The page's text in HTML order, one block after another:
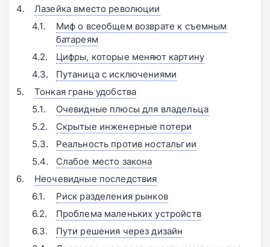
Лазейка вместо революции
Миф о всеобщем возврате к съемным
батареям
Цифры, которые меняют картину
Путаница с исключениями
Тонкая грань удобства
Очевидные плюсы для владельца
Скрытые инженерные потери
Реальность против ностальгии
Слабое место закона
Неочевидные последствия
Риск разделения рынков
Проблема маленьких устройств
Пути решения через дизайн